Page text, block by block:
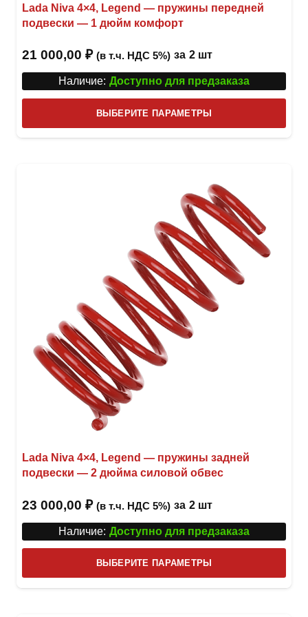
Lada Niva 4×4, Legend — пружины передней
подвески — 1 дюйм комфорт
21 000,00 ₽ (в т.ч. НДС 5%) за 2 шт
Наличие: Доступно для предзаказа
ВЫБЕРИТЕ ПАРАМЕТРЫ
товар
Lada Niva 4×4, Legend — пружины задней
подвески — 2 дюйма силовой обвес
23 000,00 ₽ (в т.ч. НДС 5%) за 2 шт
Наличие: Доступно для предзаказа
ВЫБЕРИТЕ ПАРАМЕТРЫ
товар